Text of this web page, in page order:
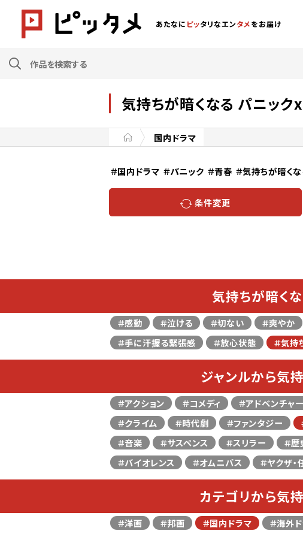
あたなに ピッタリなエンタメをお届け
気持ちが暗くなる パニッ
国内ドラマ
＃国内ドラマ ＃パニック ＃青春 ＃気持ちが暗く
条件変更
気持ちが暗く
＃感動 ＃泣ける ＃切ない ＃爽やか
＃手に汗握る緊張感
＃放心状態 ＃気持
ジャンルから気
＃アクション ＃コメディ ＃アドベンチャ
＃クライム
＃時代劇 ＃ファンタジー
＃音楽
＃サスペンス ＃スリラー ＃歴
＃バイオレンス
＃オムニバス ＃ヤクザ・
カテゴリから気
＃洋画 ＃邦画 ＃国内ドラマ ＃海外